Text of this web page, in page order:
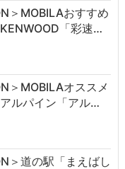
＞MOBILAおすすめ
「彩速…
＞MOBILAオススメ
ルパイン「アル…
＞道の駅「まえばし